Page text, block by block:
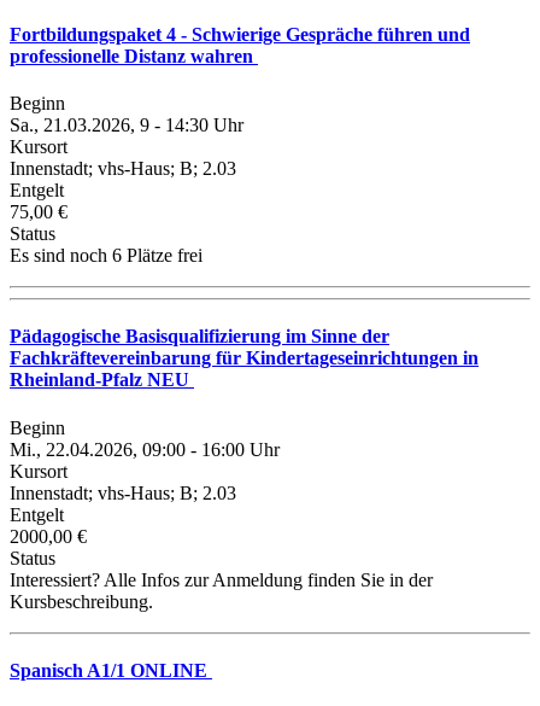
Fortbildungspaket 4 - Schwierige Gespräche führen und
professionelle Distanz wahren
Beginn
Sa., 21.03.2026, 9 - 14:30 Uhr
Kursort
Innenstadt; vhs-Haus; B; 2.03
Entgelt
75,00 €
Status
Es sind noch 6 Plätze frei
Pädagogische Basisqualifizierung im Sinne der
Fachkräftevereinbarung für Kindertageseinrichtungen in
Rheinland-Pfalz NEU
Beginn
Mi., 22.04.2026, 09:00 - 16:00 Uhr
Kursort
Innenstadt; vhs-Haus; B; 2.03
Entgelt
2000,00 €
Status
Interessiert? Alle Infos zur Anmeldung finden Sie in der
Kursbeschreibung.
Spanisch A1/1 ONLINE